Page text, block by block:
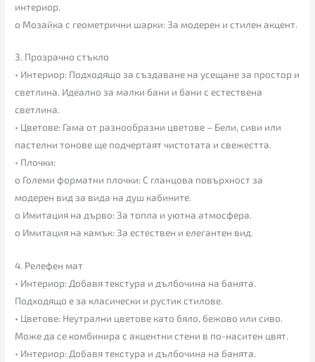
интериор.
o Мозайка с геометрични шарки: За модерен и стилен акцент.
3. Прозрачно стъкло
• Интериор: Подходящо за създаване на усещане за простор и
светлина. Идеално за малки бани и бани с естествена
светлина.
• Цветове: Гама от разнообразни цветове – Бели, сиви или
пастелни тонове ще подчертаят чистотата и свежестта.
• Плочки:
o Големи форматни плочки: С гланцова повърхност за
модерен вид за вида на душ кабините.
o Имитация на дърво: За топла и уютна атмосфера.
o Имитация на камък: За естествен и елегантен вид.
4. Релефен мат
• Интериор: Добавя текстура и дълбочина на банята.
Подходящо е за класически и рустик стилове.
• Цветове: Неутрални цветове като бяло, бежово или сиво.
Може да се комбинира с акцентни стени в по-наситен цвят.
• Интериор: Добавя текстура и дълбочина на банята.